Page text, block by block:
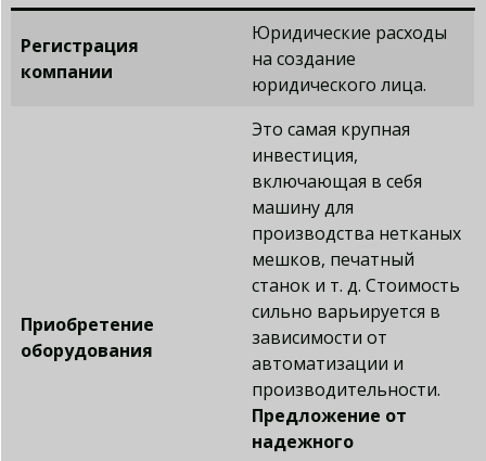
Регистрация
компании
Юридические расходы
на создание
юридического лица.
Приобретение
оборудования
Это самая крупная
инвестиция,
включающая в себя
машину для
производства нетканых
мешков, печатный
станок и т. д. Стоимость
сильно варьируется в
зависимости от
автоматизации и
производительности.
Предложение от
надежного